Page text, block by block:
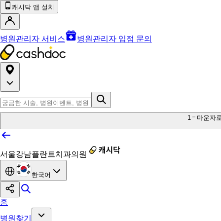
캐시닥 앱 설치
병원관리자 서비스 병원관리자 입점 문의
1 마운자
서울강남플란트치과의원
한국어
홈
병원찾기